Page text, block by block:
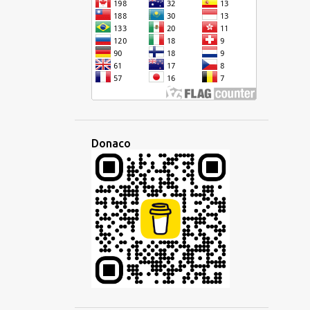
ESPERANTO ESPLORO
ETIMOLOGIO ETNO EŬROPA
EŬROPO EVENTO EVOLUADO
FANTAZIA FESTO
FRAZO FREMDA FREMDLINGVO
FREMDULOJ GALEGA GEOGRAFIA
GERMANA GESTO GLOSSIKO
GRAMATIKO HAITIA KREOLA
HAITIO HAKKA HEBREA
HELPA HEREDAĴO HISPANA
Donaco